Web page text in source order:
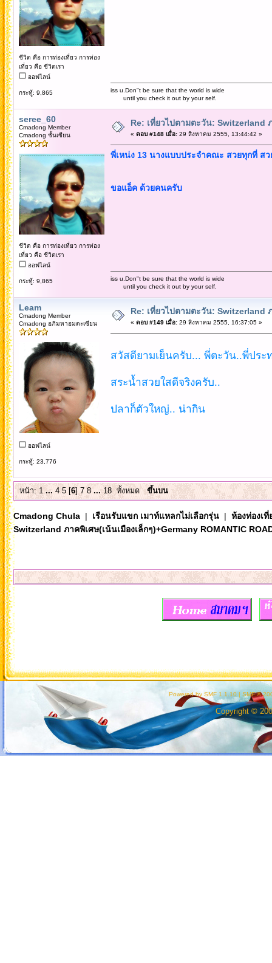
ชีวิต คือ การท่องเที่ยว การท่อง
เที่ยว คือ ชีวิตเรา
ออฟไลน์
กระทู้: 9,865
iss u.Don"t be sure that the world is wide
until you check it out by your self.
seree_60
Cmadong Member
Cmadong ชั้นเซียน
ชีวิต คือ การท่องเที่ยว การท่อง
เที่ยว คือ ชีวิตเรา
ออฟไลน์
กระทู้: 9,865
Re: เที่ยวไปตามตะวัน: Switzerland
« ตอบ #148 เมื่อ:29 สิงหาคม 2555, 13:44:42 »
พี่เหน่ง 13 นางแบบประจำคณะ สวยทุกที่ ส
ขอแอ็ค ด้วยคนครับ
iss u.Don"t be sure that the world is wide
until you check it out by your self.
Leam
Cmadong Member
Cmadong อภิมหาอมตะเซียน
ออฟไลน์
กระทู้: 23,776
Re: เที่ยวไปตามตะวัน: Switzerland
« ตอบ #149 เมื่อ:29 สิงหาคม 2555, 16:37:05 »
สวัสดียามเย็นครับ... พี่ตะวัน..พี่ปร
สระน้ำสวยใสดีจริงครับ..
ปลาก็ตัวใหญ่.. น่ากิน
หน้า:1 ... 4 5[6] 7 8 ...18 ทั้งหมด ขึ้นบน
Cmadong Chula| เรือนรับแขก เมาท์แหลกไม่เลือกรุ่น| ห้องท่องเ
Switzerland ภาคพิเศษ(เน้นเมืองเล็กๆ)+Germany ROMANTIC
Powered by SMF 1.1.10 | SMF ©
Copyright ©